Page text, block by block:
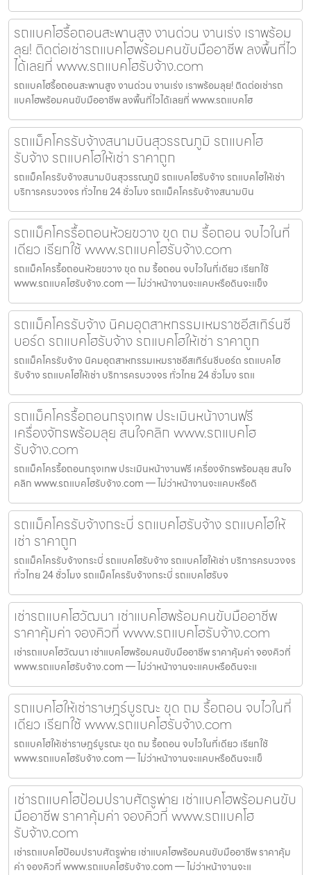
รถแบคโฮรื้อถอนสะพานสูง งานด่วน งานเร่ง เราพร้อม
ลุย! ติดต่อเช่ารถแบคโฮพร้อมคนขับมืออาชีพ ลงพื้นที่ไว
ได้เลยที่ www.รถแบคโฮรับจ้าง.com
รถแบคโฮรื้อถอนสะพานสูง งานด่วน งานเร่ง เราพร้อมลุย! ติดต่อเช่ารถ
แบคโฮพร้อมคนขับมืออาชีพ ลงพื้นที่ไวได้เลยที่ www.รถแบคโฮ
รถแม็คโครรับจ้างสนามบินสุวรรณภูมิ รถแบคโฮ
รับจ้าง รถแบคโฮให้เช่า ราคาถูก
รถแม็คโครรับจ้างสนามบินสุวรรณภูมิ รถแบคโฮรับจ้าง รถแบคโฮให้เช่า
บริการครบวงจร ทั่วไทย 24 ชั่วโมง รถแม็คโครรับจ้างสนามบิน
รถแม็คโครรื้อถอนห้วยขวาง ขุด ถม รื้อถอน จบไวในที่
เดียว เรียกใช้ www.รถแบคโฮรับจ้าง.com
รถแม็คโครรื้อถอนห้วยขวาง ขุด ถม รื้อถอน จบไวในที่เดียว เรียกใช้
www.รถแบคโฮรับจ้าง.com — ไม่ว่าหน้างานจะแคบหรือดินจะแข็ง
รถแม็คโครรับจ้าง นิคมอุตสาหกรรมเหมราชอีสเทิร์นซี
บอร์ด รถแบคโฮรับจ้าง รถแบคโฮให้เช่า ราคาถูก
รถแม็คโครรับจ้าง นิคมอุตสาหกรรมเหมราชอีสเทิร์นซีบอร์ด รถแบคโฮ
รับจ้าง รถแบคโฮให้เช่า บริการครบวงจร ทั่วไทย 24 ชั่วโมง รถแ
รถแม็คโครรื้อถอนกรุงเทพ ประเมินหน้างานฟรี
เครื่องจักรพร้อมลุย สนใจคลิก www.รถแบคโฮ
รับจ้าง.com
รถแม็คโครรื้อถอนกรุงเทพ ประเมินหน้างานฟรี เครื่องจักรพร้อมลุย สนใจ
คลิก www.รถแบคโฮรับจ้าง.com — ไม่ว่าหน้างานจะแคบหรือดิ
รถแม็คโครรับจ้างกระบี่ รถแบคโฮรับจ้าง รถแบคโฮให้
เช่า ราคาถูก
รถแม็คโครรับจ้างกระบี่ รถแบคโฮรับจ้าง รถแบคโฮให้เช่า บริการครบวงจร
ทั่วไทย 24 ชั่วโมง รถแม็คโครรับจ้างกระบี่ รถแบคโฮรับจ
เช่ารถแบคโฮวัฒนา เช่าแบคโฮพร้อมคนขับมืออาชีพ
ราคาคุ้มค่า จองคิวที่ www.รถแบคโฮรับจ้าง.com
เช่ารถแบคโฮวัฒนา เช่าแบคโฮพร้อมคนขับมืออาชีพ ราคาคุ้มค่า จองคิวที่
www.รถแบคโฮรับจ้าง.com — ไม่ว่าหน้างานจะแคบหรือดินจะแ
รถแบคโฮให้เช่าราษฎร์บูรณะ ขุด ถม รื้อถอน จบไวในที่
เดียว เรียกใช้ www.รถแบคโฮรับจ้าง.com
รถแบคโฮให้เช่าราษฎร์บูรณะ ขุด ถม รื้อถอน จบไวในที่เดียว เรียกใช้
www.รถแบคโฮรับจ้าง.com — ไม่ว่าหน้างานจะแคบหรือดินจะแข็
เช่ารถแบคโฮป้อมปราบศัตรูพ่าย เช่าแบคโฮพร้อมคนขับ
มืออาชีพ ราคาคุ้มค่า จองคิวที่ www.รถแบคโฮ
รับจ้าง.com
เช่ารถแบคโฮป้อมปราบศัตรูพ่าย เช่าแบคโฮพร้อมคนขับมืออาชีพ ราคาคุ้ม
ค่า จองคิวที่ www.รถแบคโฮรับจ้าง.com — ไม่ว่าหน้างานจะแ